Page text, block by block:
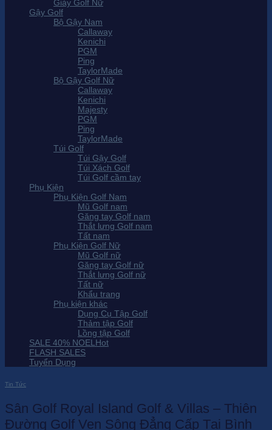
Giày Golf Nữ
Gậy Golf
Bộ Gậy Nam
Callaway
Kenichi
PGM
Ping
TaylorMade
Bộ Gậy Golf Nữ
Callaway
Kenichi
Majesty
PGM
Ping
TaylorMade
Túi Golf
Túi Gậy Golf
Túi Xách Golf
Túi Golf cầm tay
Phụ Kiện
Phụ Kiện Golf Nam
Mũ Golf nam
Găng tay Golf nam
Thắt lưng Golf nam
Tất nam
Phụ Kiện Golf Nữ
Mũ Golf nữ
Găng tay Golf nữ
Thắt lưng Golf nữ
Tất nữ
Khẩu trang
Phụ kiện khác
Dụng Cụ Tập Golf
Thảm tập Golf
Lồng tập Golf
SALE 40% NOEL
FLASH SALES
Tuyển Dụng
Tin Tức
Sân Golf Royal Island Golf & Villas – Thiên
Đường Golf Ven Sông Đẳng Cấp Tại Bình